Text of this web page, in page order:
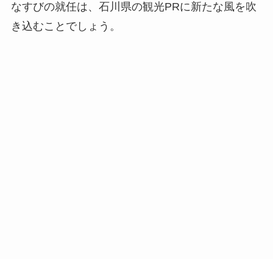
なすびの就任は、石川県の観光PRに新たな風を吹
き込むことでしょう。